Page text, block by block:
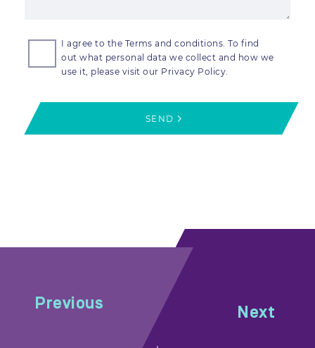
I agree to the Terms and conditions. To find
out what personal data we collect and how we
use it, please visit our Privacy Policy.
SEND
Previous Next